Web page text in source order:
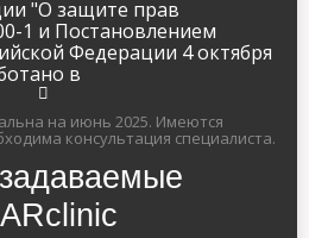
"О защите прав
1 и Постановлением
Федерации 4 октября
в
на июнь 2025. Имеются
консультация специалиста.